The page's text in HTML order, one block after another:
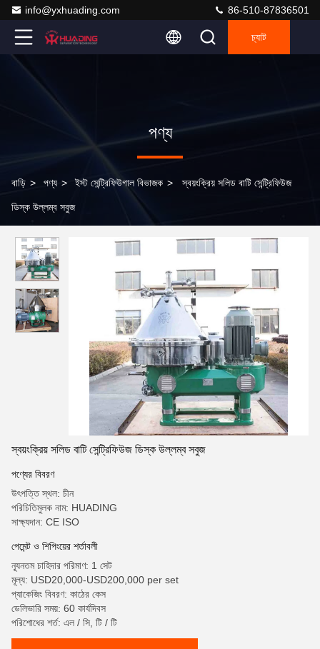
info@yxhuading.com 86-510-87836501
চ্যাট
পণ্য
বাড়ি > পণ্য > ইস্ট সেন্ট্রিফিউগাল বিভাজক > স্বয়ংক্রিয় সলিড বাটি সেন্ট্রিফিউজ
ডিস্ক উল্লম্ব সবুজ
স্বয়ংক্রিয় সলিড বাটি সেন্ট্রিফিউজ ডিস্ক উল্লম্ব সবুজ
পণ্যের বিবরণ
উৎপত্তি স্থল: চীন
পরিচিতিমুলক নাম: HUADING
সাক্ষ্যদান: CE ISO
পেমেন্ট ও শিপিংয়ের শর্তাবলী
ন্যূনতম চাহিদার পরিমাণ: 1 সেট
মূল্য: USD20,000-USD200,000 per set
প্যাকেজিং বিবরণ: কাঠের কেস
ডেলিভারি সময়: 60 কার্যদিবস
পরিশোধের শর্ত: এল / সি, টি / টি